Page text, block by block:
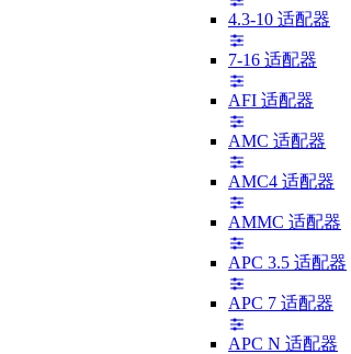
4.3-10 适配器
7-16 适配器
AFI 适配器
AMC 适配器
AMC4 适配器
AMMC 适配器
APC 3.5 适配器
APC 7 适配器
APC N 适配器